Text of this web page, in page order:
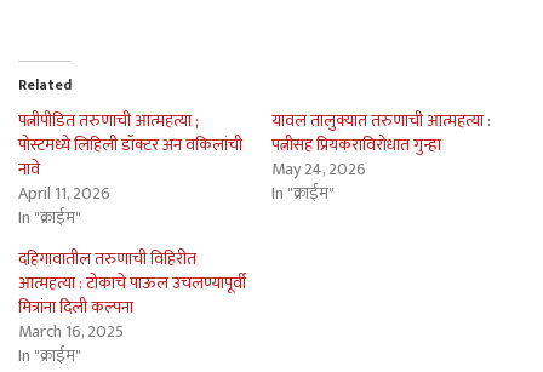
Related
पत्नीपीडित तरुणाची आत्महत्या ;
पोस्टमध्ये लिहिली डॉक्टर अन वकिलांची
नावे
April 11, 2026
In "क्राईम"
यावल तालुक्यात तरुणाची आत्महत्या :
पत्नीसह प्रियकराविरोधात गुन्हा
May 24, 2026
In "क्राईम"
दहिगावातील तरुणाची विहिरीत
आत्महत्या : टोकाचे पाऊल उचलण्यापूर्वी
मित्रांना दिली कल्पना
March 16, 2025
In "क्राईम"